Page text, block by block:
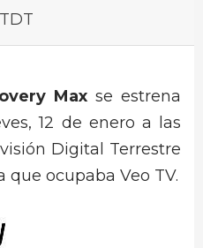
Max se estrena
12 de enero a las
Digital Terrestre
que ocupaba Veo TV.